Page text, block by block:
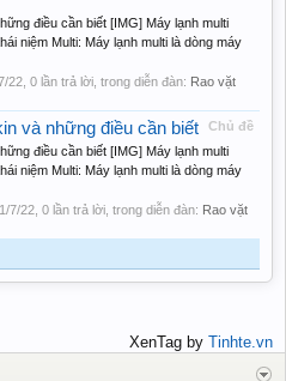
điều cần biết [IMG] Máy lạnh multi
niệm Multi: Máy lạnh multi là dòng máy
22 , 0 lần trả lời, trong diễn đàn: Rao vặt
Chủ đề
và những điều cần biết
điều cần biết [IMG] Máy lạnh multi
niệm Multi: Máy lạnh multi là dòng máy
1/7/22 , 0 lần trả lời, trong diễn đàn: Rao vặt
XenTag by Tinhte.vn